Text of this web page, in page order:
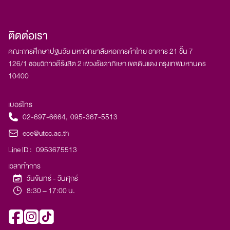
ติดต่อเรา
คณะการศึกษาปฐมวัย มหาวิทยาลัยหอการค้าไทย อาคาร 21 ชั้น 7​
126/1 ซอยวิภาวดีรังสิต 2 แขวงรัชดาภิเษก เขตดินแดง กรุงเทพมหานคร
10400
เบอร์โทร
02-697-6664, 095-367-5513
ece@utcc.ac.th
Line ID : 0953675513
เวลาทำการ
วันจันทร์ - วันศุกร์
8:30 – 17:00 น.